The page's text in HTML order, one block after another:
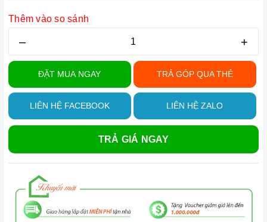
Thêm vào so sánh
– +
ĐẶT MUA NGAY TRẢ GÓP QUA THẺ
LIÊN HỆ FACEBOOK LIÊN HỆ ZALO
TRẢ GIÁ NGAY